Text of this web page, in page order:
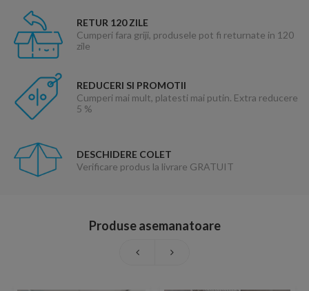
RETUR 120 ZILE
Cumperi fara griji, produsele pot fi returnate in 120
zile
REDUCERI SI PROMOTII
Cumperi mai mult, platesti mai putin. Extra reducere
5 %
DESCHIDERE COLET
Verificare produs la livrare GRATUIT
Produse asemanatoare